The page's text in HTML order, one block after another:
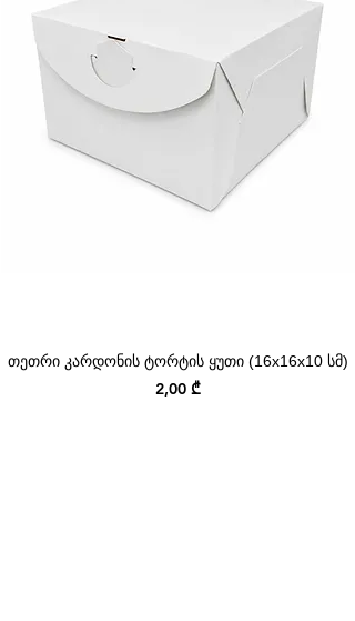
თეთრი კარდონის ტორტის ყუთი (16x16x10 სმ)
Price
2,00 ₾